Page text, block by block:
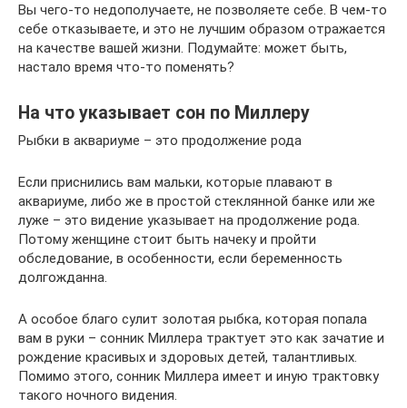
Вы чего-то недополучаете, не позволяете себе. В чем-то
себе отказываете, и это не лучшим образом отражается
на качестве вашей жизни. Подумайте: может быть,
настало время что-то поменять?
На что указывает сон по Миллеру
Рыбки в аквариуме – это продолжение рода
Если приснились вам мальки, которые плавают в
аквариуме, либо же в простой стеклянной банке или же
луже – это видение указывает на продолжение рода.
Потому женщине стоит быть начеку и пройти
обследование, в особенности, если беременность
долгожданна.
А особое благо сулит золотая рыбка, которая попала
вам в руки – сонник Миллера трактует это как зачатие и
рождение красивых и здоровых детей, талантливых.
Помимо этого, сонник Миллера имеет и иную трактовку
такого ночного видения.